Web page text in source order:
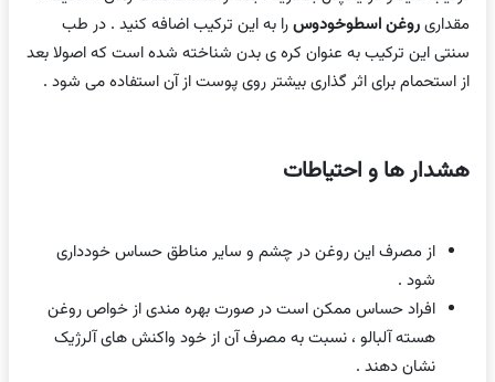
مقداریروغن اسطوخودوسرا به این ترکیب اضافه کنید . در طب
سنتی این ترکیب به عنوان کره ی بدن شناخته شده است که اصولا بعد
از استحمام برای اثر گذاری بیشتر روی پوست از آن استفاده می شود .
هشدار ها و احتیاطات
از مصرف این روغن در چشم و سایر مناطق حساس خودداری
شود .
افراد حساس ممکن است در صورت بهره مندی از خواص روغن
هسته آلبالو ، نسبت به مصرف آن از خود واکنش های آلرژیک
نشان دهند .